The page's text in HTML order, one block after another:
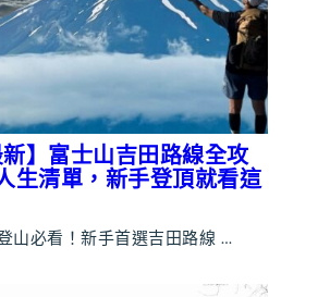
新】富士山吉田路線全攻
生清單，新手登頂就看這
山必看！新手首選吉田路線 …